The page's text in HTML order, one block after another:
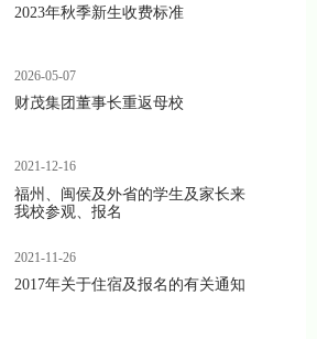
2023年秋季新生收费标准
2026-05-07
财茂集团董事长重返母校
2021-12-16
福州、闽侯及外省的学生及家长来
我校参观、报名
2021-11-26
2017年关于住宿及报名的有关通知